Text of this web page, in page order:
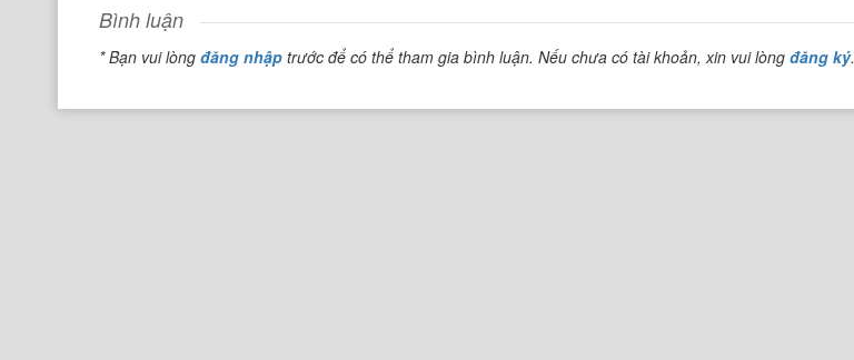
Bình luận
* Bạn vui lòngđăng nhập trước để có thể tham gia bình luận. Nếu chưa có tài khoản, xin vui lòngđăng ký.